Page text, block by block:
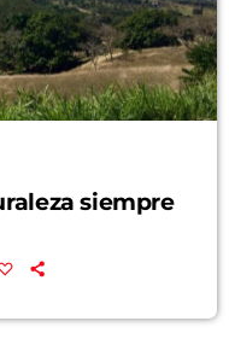
siempre